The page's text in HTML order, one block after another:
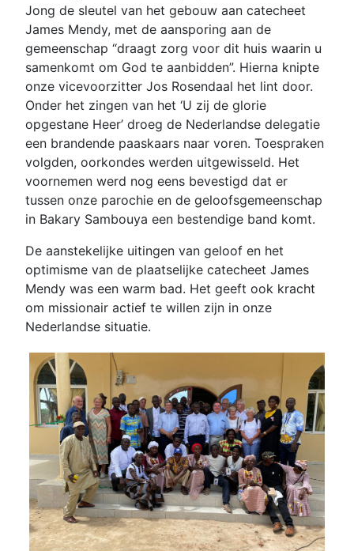
Jong de sleutel van het gebouw aan catecheet
James Mendy, met de aansporing aan de
gemeenschap “draagt zorg voor dit huis waarin u
samenkomt om God te aanbidden”. Hierna knipte
onze vicevoorzitter Jos Rosendaal het lint door.
Onder het zingen van het ‘U zij de glorie
opgestane Heer’ droeg de Nederlandse delegatie
een brandende paaskaars naar voren. Toespraken
volgden, oorkondes werden uitgewisseld. Het
voornemen werd nog eens bevestigd dat er
tussen onze parochie en de geloofsgemeenschap
in Bakary Sambouya een bestendige band komt.
De aanstekelijke uitingen van geloof en het
optimisme van de plaatselijke catecheet James
Mendy was een warm bad. Het geeft ook kracht
om missionair actief te willen zijn in onze
Nederlandse situatie.